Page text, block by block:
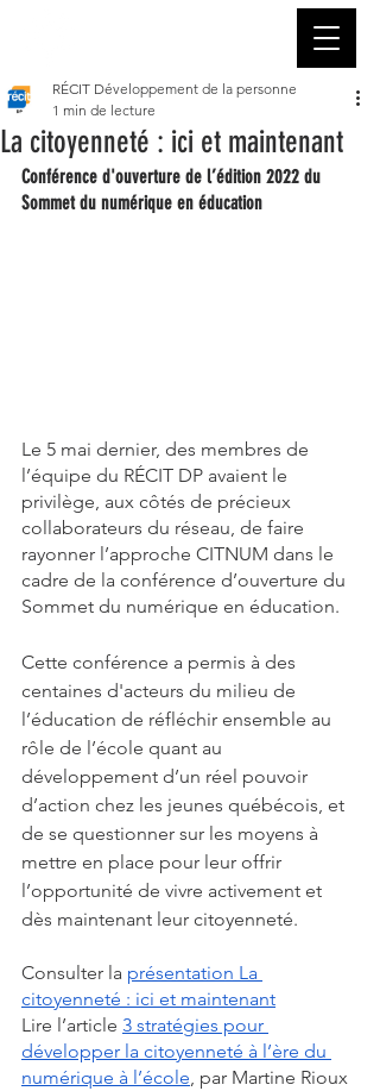
La citoyenneté : ici et maintenant
RÉCIT Développement de la personne
1 min de lecture
Conférence d'ouverture de l’édition 2022 du
Sommet du numérique en éducation
Le 5 mai dernier, des membres de
l’équipe du RÉCIT DP avaient le
privilège, aux côtés de précieux
collaborateurs du réseau, de faire
rayonner l’approche CITNUM dans le
cadre de la conférence d’ouverture du
Sommet du numérique en éducation.
Cette conférence a permis à des
centaines d'acteurs du milieu de
l’éducation de réfléchir ensemble au
rôle de l’école quant au
développement d’un réel pouvoir
d’action chez les jeunes québécois, et
de se questionner sur les moyens à
mettre en place pour leur offrir
l’opportunité de vivre activement et
dès maintenant leur citoyenneté.
Consulter la présentation La
citoyenneté : ici et maintenant
Lire l’article 3 stratégies pour
développer la citoyenneté à l’ère du
numérique à l’école, par Martine Rioux